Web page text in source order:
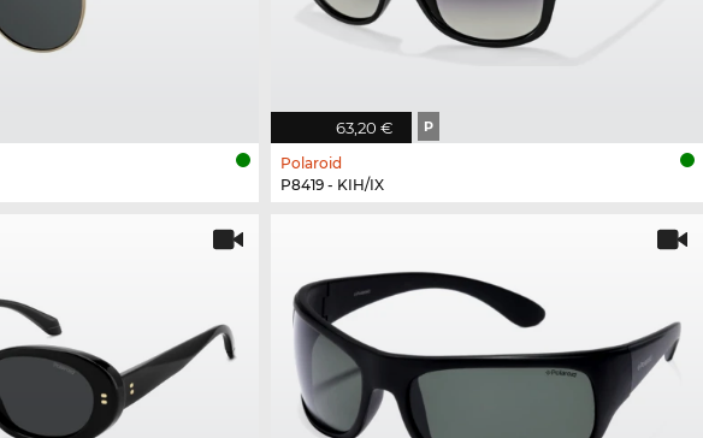
63,20 € P
Polaroid
P8419 - KIH/IX